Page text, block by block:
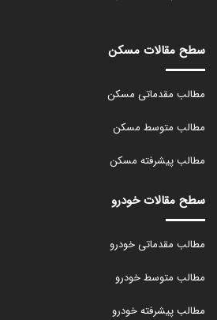
سطح مقالات مسکن
مطالب مقدماتی مسکن
مطالب متوسط مسکن
مطالب پیشرفته مسکن
سطح مقالات خودرو
مطالب مقدماتی خودرو
مطالب متوسط خودرو
مطالب پیشرفته خودرو